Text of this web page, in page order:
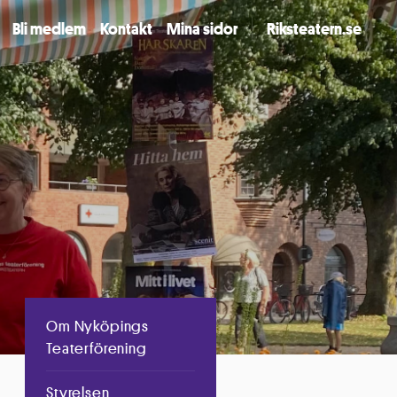
Bli medlem Kontakt Mina sidor Riksteatern.se
Om Nyköpings
Teaterförening
Styrelsen